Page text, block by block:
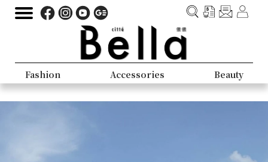
Fashion Accessories Beauty